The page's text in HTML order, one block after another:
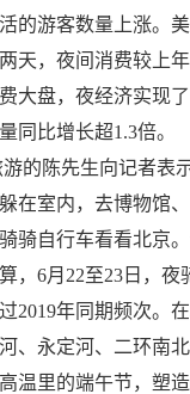
的游客数量上涨。
天，夜间消费较上
大盘，夜经济实现
同比增长超1.3倍。
的陈先生向记者表
在室内，去博物馆
骑自行车看看北京
，6月22至23日，夜
2019年同期频次。
、永定河、二环南
温里的端午节，塑造